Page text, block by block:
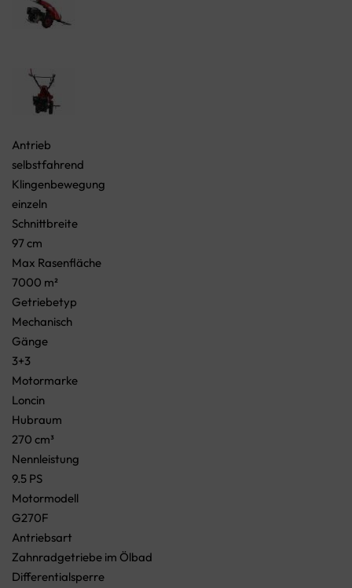
Antrieb
selbstfahrend
Klingenbewegung
einzeln
Schnittbreite
97 cm
Max Rasenfläche
7000 m²
Getriebetyp
Mechanisch
Gänge
3+3
Motormarke
Loncin
Hubraum
270 cm³
Nennleistung
9.5 PS
Motormodell
G270F
Antriebsart
Zahnradgetriebe im Ölbad
Differentialsperre